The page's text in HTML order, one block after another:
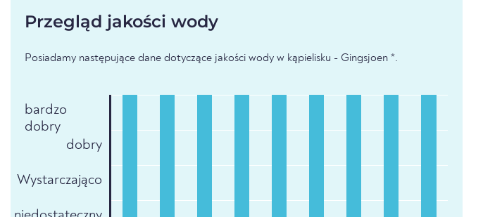
Przegląd jakości wody
Posiadamy następujące dane dotyczące jakości wody w kąpielisku - Gingsjoen *.
bardzo
dobry
dobry
Wystarczająco